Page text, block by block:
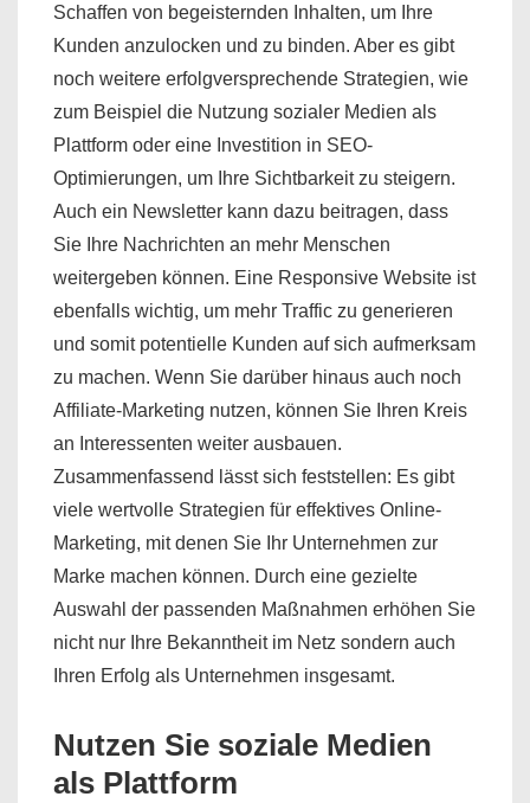
Schaffen von begeisternden Inhalten, um Ihre
Kunden anzulocken und zu binden. Aber es gibt
noch weitere erfolgversprechende Strategien, wie
zum Beispiel die Nutzung sozialer Medien als
Plattform oder eine Investition in SEO-
Optimierungen, um Ihre Sichtbarkeit zu steigern.
Auch ein Newsletter kann dazu beitragen, dass
Sie Ihre Nachrichten an mehr Menschen
weitergeben können. Eine Responsive Website ist
ebenfalls wichtig, um mehr Traffic zu generieren
und somit potentielle Kunden auf sich aufmerksam
zu machen. Wenn Sie darüber hinaus auch noch
Affiliate-Marketing nutzen, können Sie Ihren Kreis
an Interessenten weiter ausbauen.
Zusammenfassend lässt sich feststellen: Es gibt
viele wertvolle Strategien für effektives Online-
Marketing, mit denen Sie Ihr Unternehmen zur
Marke machen können. Durch eine gezielte
Auswahl der passenden Maßnahmen erhöhen Sie
nicht nur Ihre Bekanntheit im Netz sondern auch
Ihren Erfolg als Unternehmen insgesamt.
Nutzen Sie soziale Medien
als Plattform